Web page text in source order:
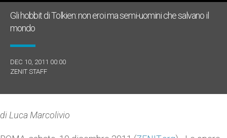
Gli hobbit di Tolkien: non eroi ma semi-uomini che salvano il
mondo
DEC 10, 2011 00:00
ZENIT STAFF
di Luca Marcolivio